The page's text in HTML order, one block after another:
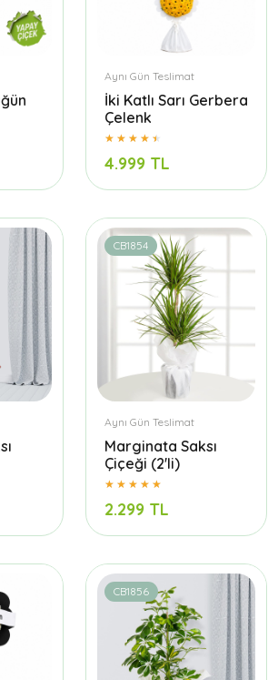
Aynı Gün Teslimat
İki Katlı Sarı Gerbera
Çelenk
4.999 TL
CB1854
Aynı Gün Teslimat
Marginata Saksı
Çiçeği (2'li)
2.299 TL
CB1856